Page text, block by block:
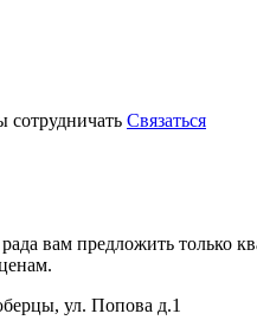
сотрудничать Связаться
рада вам предложить только
ул. Попова д.1